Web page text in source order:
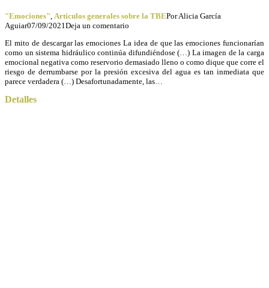
"Emociones" Artículos generales sobre la TBEPorAlicia García
Aguiar07/09/2021 Deja un comentario
El mito de descargar las emociones La idea de que las emociones funcionarían
como un sistema hidráulico continúa difundiéndose (…) La imagen de la carga
emocional negativa como reservorio demasiado lleno o como dique que corre el
riesgo de derrumbarse por la presión excesiva del agua es tan inmediata que
parece verdadera (…) Desafortunadamente, las…
Detalles